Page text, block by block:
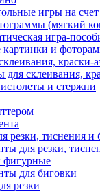
игры на счет
(мягкий
игра-
и
краски-
для склеивания,
и стержни
резки, тиснения и
для резки,
фигурные
для биговки
резки